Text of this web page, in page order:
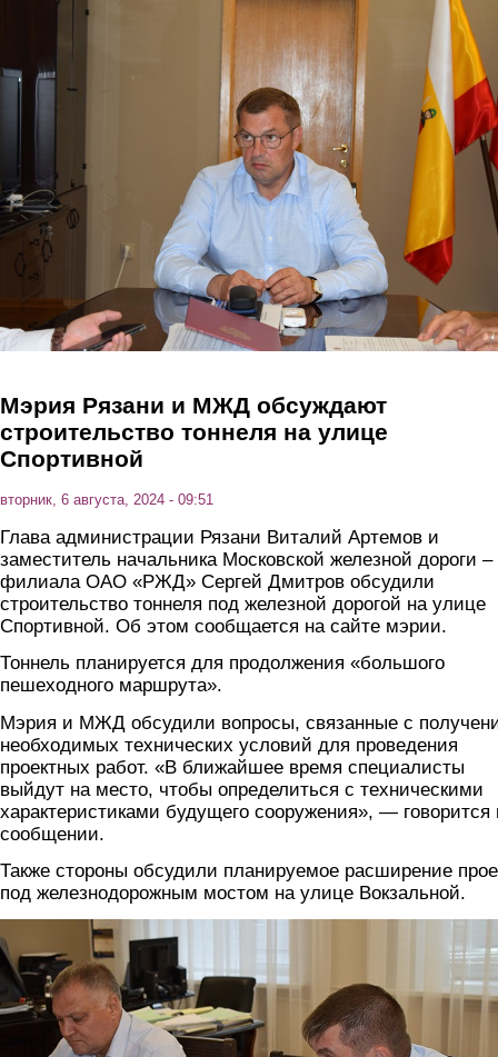
Перейти к основному содержанию
Мэрия Рязани и МЖД обсуждают
строительство тоннеля на улице
Спортивной
вторник, 6 августа, 2024 - 09:51
Глава администрации Рязани Виталий Артемов и
заместитель начальника Московской железной дороги –
филиала ОАО «РЖД» Сергей Дмитров обсудили
строительство тоннеля под железной дорогой на улице
Спортивной. Об этом сообщается на сайте мэрии.
Тоннель планируется для продолжения «большого
пешеходного маршрута».
Мэрия и МЖД обсудили вопросы, связанные с
необходимых технических условий для проведения
проектных работ. «В ближайшее время специалисты
выйдут на место, чтобы определиться с техническими
характеристиками будущего сооружения», — говорится
сообщении.
Также стороны обсудили планируемое расширение
под железнодорожным мостом на улице Вокзальной.
foto2.png